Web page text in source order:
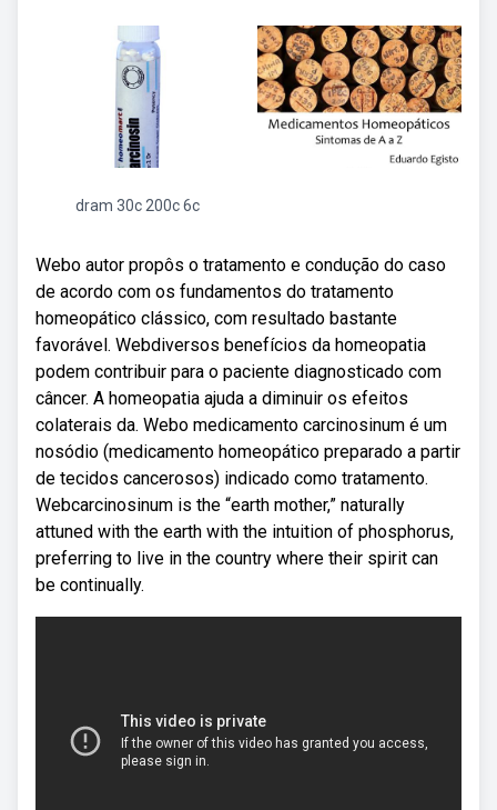
dram 30c 200c 6c
Webo autor propôs o tratamento e condução do caso
de acordo com os fundamentos do tratamento
homeopático clássico, com resultado bastante
favorável. Webdiversos benefícios da homeopatia
podem contribuir para o paciente diagnosticado com
câncer. A homeopatia ajuda a diminuir os efeitos
colaterais da. Webo medicamento carcinosinum é um
nosódio (medicamento homeopático preparado a partir
de tecidos cancerosos) indicado como tratamento.
Webcarcinosinum is the “earth mother,” naturally
attuned with the earth with the intuition of phosphorus,
preferring to live in the country where their spirit can
be continually.